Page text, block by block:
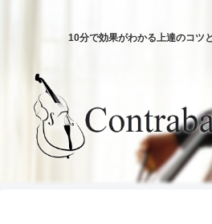
10分で効果がわかる上達のコツ